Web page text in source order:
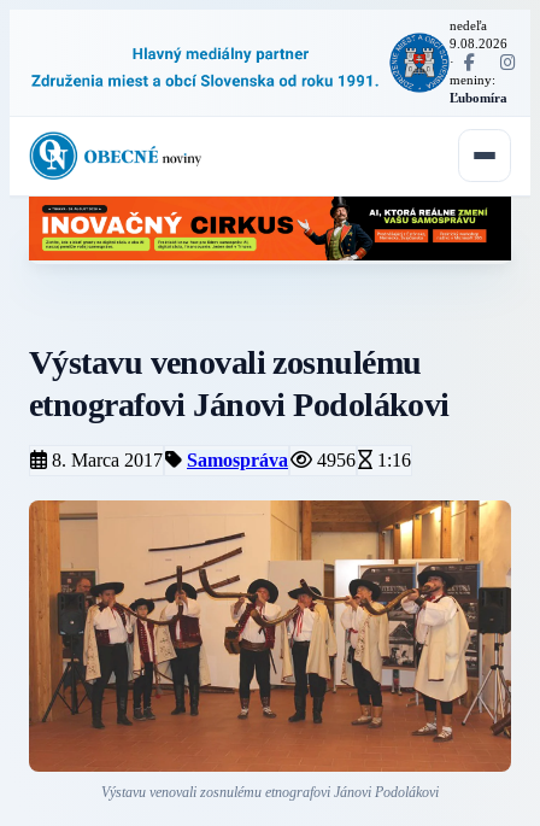
nedeľa
9.08.2026
·
meniny:
Ľubomíra
Výstavu venovali zosnulému
etnografovi Jánovi Podolákovi
8. Marca 2017 Samospráva 4956 1:16
Výstavu venovali zosnulému etnografovi Jánovi Podolákovi